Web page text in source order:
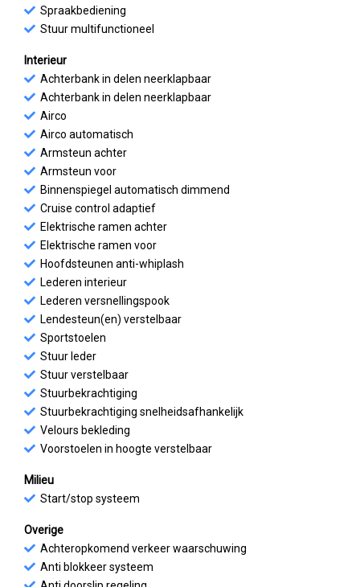
Spraakbediening
Stuur multifunctioneel
Interieur
Achterbank in delen neerklapbaar
Achterbank in delen neerklapbaar
Airco
Airco automatisch
Armsteun achter
Armsteun voor
Binnenspiegel automatisch dimmend
Cruise control adaptief
Elektrische ramen achter
Elektrische ramen voor
Hoofdsteunen anti-whiplash
Lederen interieur
Lederen versnellingspook
Lendesteun(en) verstelbaar
Sportstoelen
Stuur leder
Stuur verstelbaar
Stuurbekrachtiging
Stuurbekrachtiging snelheidsafhankelijk
Velours bekleding
Voorstoelen in hoogte verstelbaar
Milieu
Start/stop systeem
Overige
Achteropkomend verkeer waarschuwing
Anti blokkeer systeem